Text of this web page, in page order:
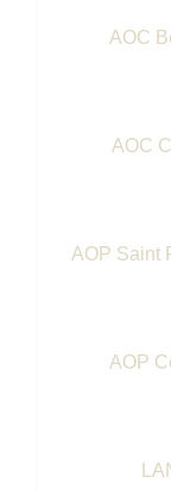
AOC
AOC
AOP Saint
AOP